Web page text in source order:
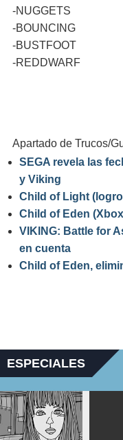
-NUGGETS
-BOUNCING
-BUSTFOOT
-REDDWARF
Apartado de Trucos/
SEGA revela las
y Viking
Child of Light
Child of Eden
VIKING: Battle for
en cuenta
Child of Eden,
ESPECIALES